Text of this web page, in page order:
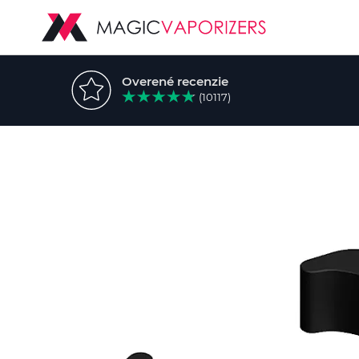
Overené recenzie
(10117)